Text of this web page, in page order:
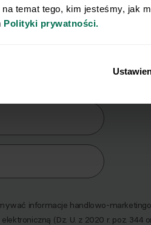
temat tego, kim jesteśmy, jak
Polityki prywatności.
Pobierz zestaw 10
informacje handlowo-
elektroniczną (Dz. U. z 2020 r. poz.